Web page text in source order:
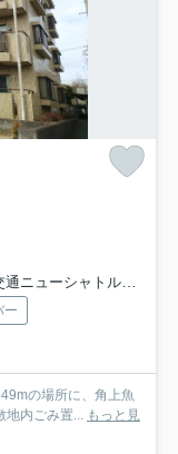
シャトル「今羽」駅 徒歩19分
ー
の場所に、角上魚
地内ごみ置... もっと見